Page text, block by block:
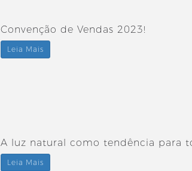
Convenção de Vendas 2023!
Leia Mais
A luz natural como tendência para
Leia Mais